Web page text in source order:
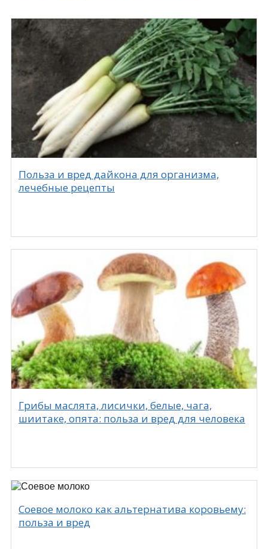
Польза и вред дайкона для организма,
лечебные рецепты
Грибы маслята, лисички, белые, чага,
шиитаке, опята: польза и вред для человека
Соевое молоко как альтернатива коровьему:
польза и вред